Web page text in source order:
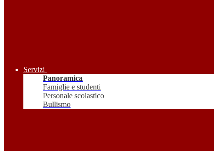
Servizi
Panoramica
Famiglie e studenti
Personale scolastico
Bullismo